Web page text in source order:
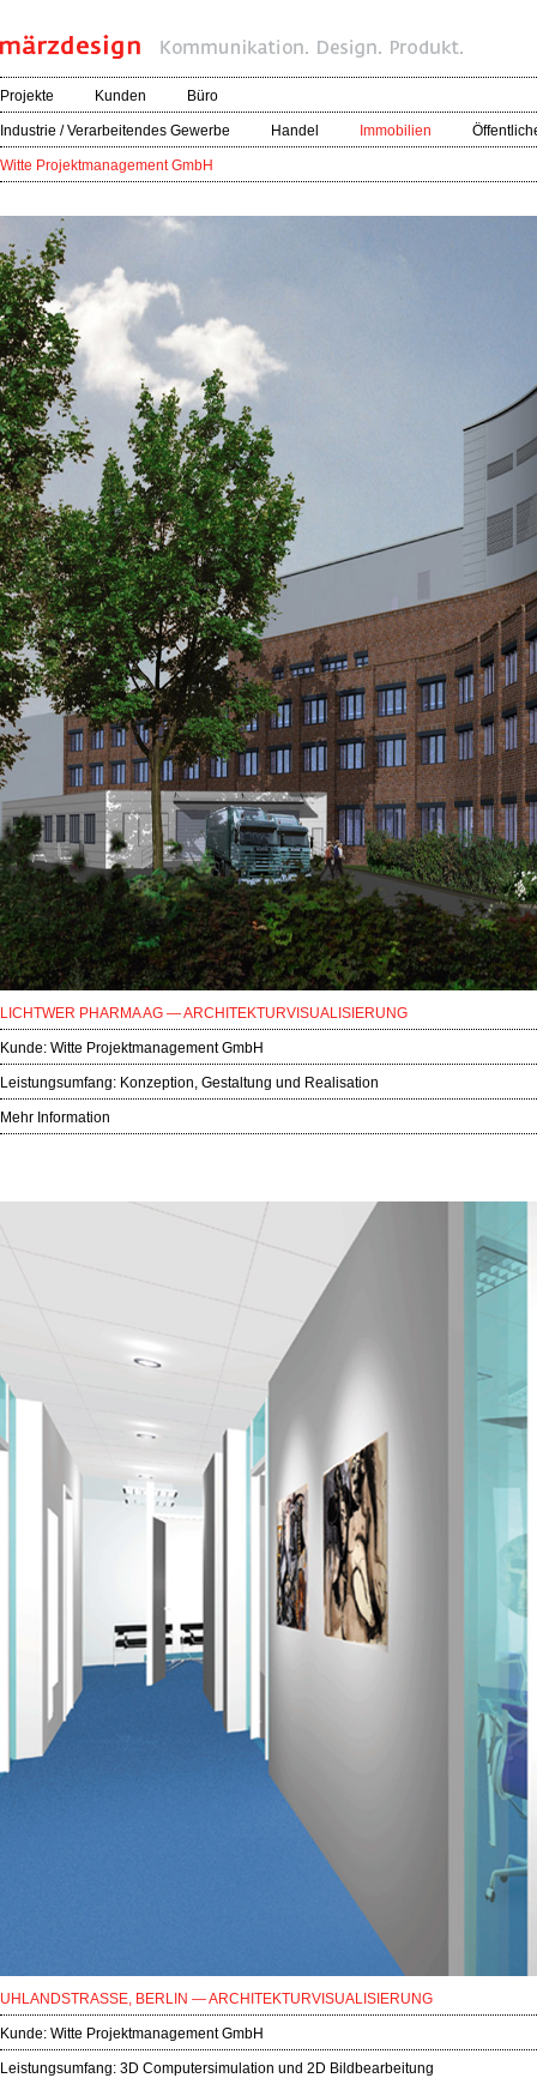
Projekte Kunden Büro
Industrie / Verarbeitendes Gewerbe Handel Immobilien
Witte Projektmanagement GmbH
LICHTWER PHARMA AG — ARCHITEKTURVISUALISIERUNG
Kunde: Witte Projektmanagement GmbH
Leistungsumfang: Konzeption, Gestaltung und Realisation
Mehr Information
UHLANDSTRASSE, BERLIN — ARCHITEKTURVISUALISIERUNG
Kunde: Witte Projektmanagement GmbH
Leistungsumfang: 3D Computersimulation und 2D Bildbearbeitung